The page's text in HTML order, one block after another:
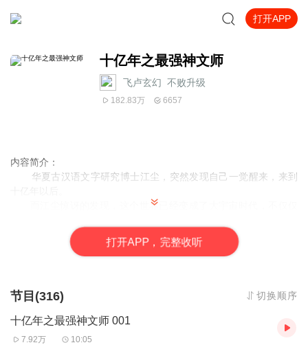
打开APP
十亿年之最强神文师
飞卢玄幻_不败升级
182.83万 6657
内容简介：
华夏古汉语文字研究博士江尘，突然发现自己一觉醒来，来到
而江尘惊讶的发现，这个世界已经变成了大宇宙时代，不仅仅
的修真，也有强大的古武，以及恐怖的科技！
然而在这个世界，最强的则是‘神文师’，最珍贵的则是文字！
变绝世天才。
而且越古老的文字，在这个世界，将会有越强大的能力。
然而江尘却掌握十亿年前的古老文字。
主播：笨嘴
打开APP，完整收听
节目(316) 切换顺序
十亿年之最强神文师 001
7.92万 10:05